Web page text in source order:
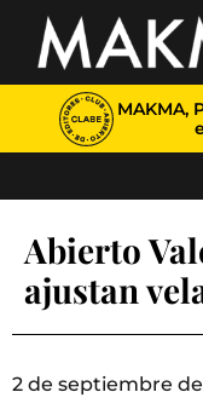
MAKMA,
Abierto
ajustan
2 de septiembre de